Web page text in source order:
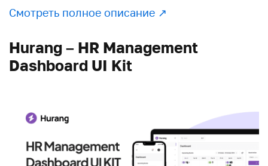
Смотреть полное описание ↗︎
Hurang – HR Management
Dashboard UI Kit